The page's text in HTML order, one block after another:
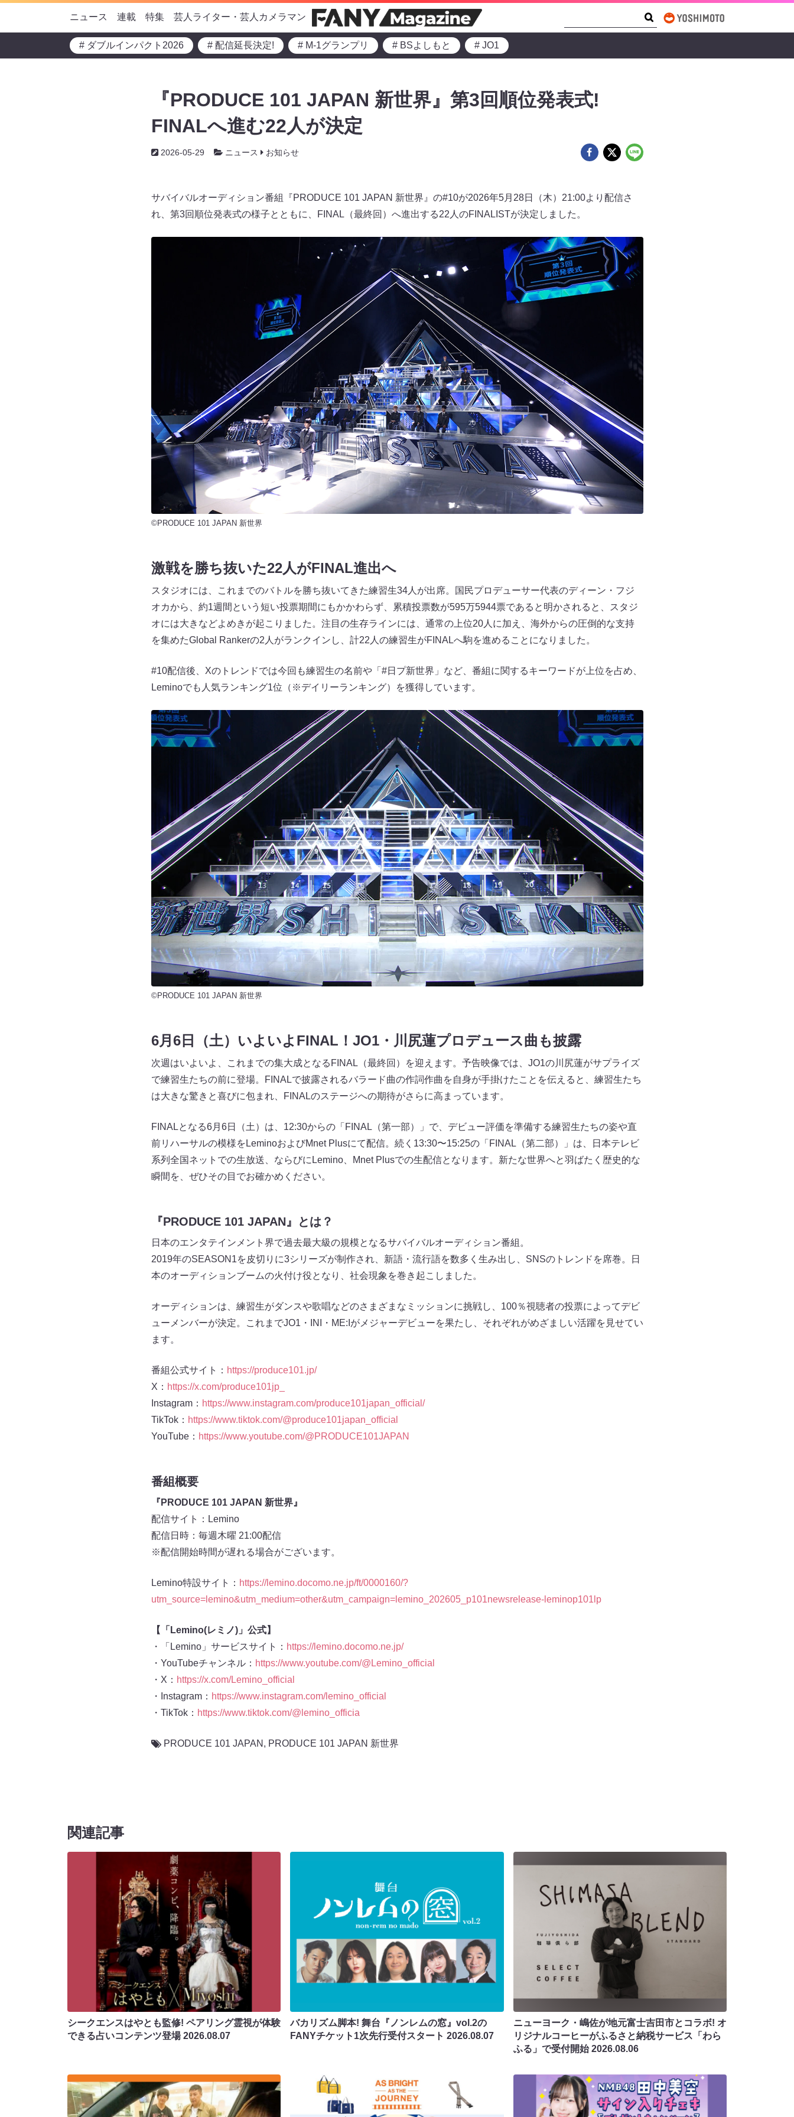
ニュース 連載 特集 芸人ライター・芸人カメラマン
# ダブルインパクト2026 # 配信延長決定! # M-1グランプリ # BSよしもと # JO1
『PRODUCE 101 JAPAN 新世界』第3回順位発表式!
FINALへ進む22人が決定
2026-05-29 ニュース お知らせ
サバイバルオーディション番組『PRODUCE 101 JAPAN 新世界』の#10が2026年5月28日（木）21:00より配信さ
れ、第3回順位発表式の様子とともに、FINAL（最終回）へ進出する22人のFINALISTが決定しました。
©PRODUCE 101 JAPAN 新世界
激戦を勝ち抜いた22人がFINAL進出へ
スタジオには、これまでのバトルを勝ち抜いてきた練習生34人が出席。国民プロデューサー代表のディーン・フジ
オカから、約1週間という短い投票期間にもかかわらず、累積投票数が595万5944票であると明かされると、スタジ
オには大きなどよめきが起こりました。注目の生存ラインには、通常の上位20人に加え、海外からの圧倒的な支持
を集めたGlobal Rankerの2人がランクインし、計22人の練習生がFINALへ駒を進めることになりました。
#10配信後、Xのトレンドでは今回も練習生の名前や「#日プ新世界」など、番組に関するキーワードが上位を占め、
Leminoでも人気ランキング1位（※デイリーランキング）を獲得しています。
©PRODUCE 101 JAPAN 新世界
6月6日（土）いよいよFINAL！JO1・川尻蓮プロデュース曲も披露
次週はいよいよ、これまでの集大成となるFINAL（最終回）を迎えます。予告映像では、JO1の川尻蓮がサプライズ
で練習生たちの前に登場。FINALで披露されるバラード曲の作詞作曲を自身が手掛けたことを伝えると、練習生たち
は大きな驚きと喜びに包まれ、FINALのステージへの期待がさらに高まっています。
FINALとなる6月6日（土）は、12:30からの「FINAL（第一部）」で、デビュー評価を準備する練習生たちの姿や直
前リハーサルの模様をLeminoおよびMnet Plusにて配信。続く13:30〜15:25の「FINAL（第二部）」は、日本テレビ
系列全国ネットでの生放送、ならびにLemino、Mnet Plusでの生配信となります。新たな世界へと羽ばたく歴史的な
瞬間を、ぜひその目でお確かめください。
『PRODUCE 101 JAPAN』とは？
日本のエンタテインメント界で過去最大級の規模となるサバイバルオーディション番組。
2019年のSEASON1を皮切りに3シリーズが制作され、新語・流行語を数多く生み出し、SNSのトレンドを席巻。日
本のオーディションブームの火付け役となり、社会現象を巻き起こしました。
オーディションは、練習生がダンスや歌唱などのさまざまなミッションに挑戦し、100％視聴者の投票によってデビ
ューメンバーが決定。これまでJO1・INI・ME:Iがメジャーデビューを果たし、それぞれがめざましい活躍を見せてい
ます。
番組公式サイト： https://produce101.jp/
X： https://x.com/produce101jp_
Instagram： https://www.instagram.com/produce101japan_official/
TikTok： https://www.tiktok.com/@produce101japan_official
YouTube： https://www.youtube.com/@PRODUCE101JAPAN
番組概要
『PRODUCE 101 JAPAN 新世界』
配信サイト：Lemino
配信日時：毎週木曜 21:00配信
※配信開始時間が遅れる場合がございます。
Lemino特設サイト： https://lemino.docomo.ne.jp/ft/0000160/?
utm_source=lemino&utm_medium=other&utm_campaign=lemino_202605_p101newsrelease-leminop101lp
【「Lemino(レミノ)」公式】
・「Lemino」サービスサイト： https://lemino.docomo.ne.jp/
・YouTubeチャンネル： https://www.youtube.com/@Lemino_official
・X： https://x.com/Lemino_official
・Instagram： https://www.instagram.com/lemino_official
・TikTok： https://www.tiktok.com/@lemino_officia
PRODUCE 101 JAPAN , PRODUCE 101 JAPAN 新世界
関連記事
シークエンスはやとも監修! ペアリング霊視が体験
できる占いコンテンツ登場2026.08.07
バカリズム脚本! 舞台『ノンレムの窓』vol.2の
FANYチケット1次先行受付スタート2026.08.07
ニューヨーク・嶋佐が地元富士吉田市とコラボ! オ
リジナルコーヒーがふるさと納税サービス「わら
ふる」で受付開始2026.08.06